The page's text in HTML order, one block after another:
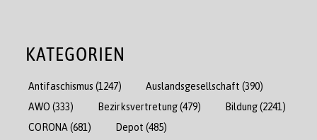
KATEGORIEN
Antifaschismus (1247) Auslandsgesellschaft (390)
AWO (333) Bezirksvertretung(479) Bildung(2241)
CORONA (681) Depot (485)